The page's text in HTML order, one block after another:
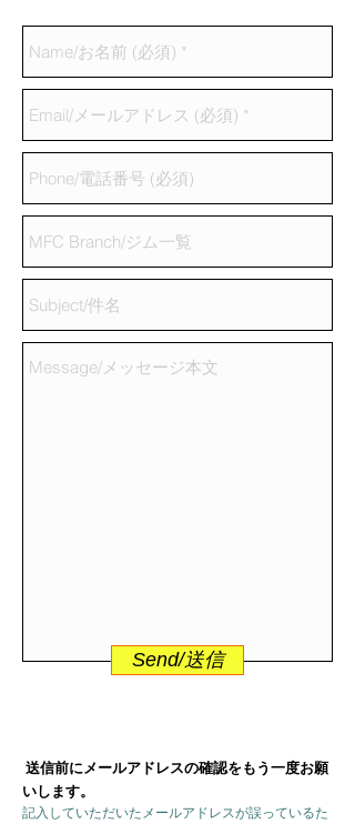
Send/送信
送信前にメールアドレスの確認をもう一度お願
いします。
記入していただいたメールアドレスが誤っているた